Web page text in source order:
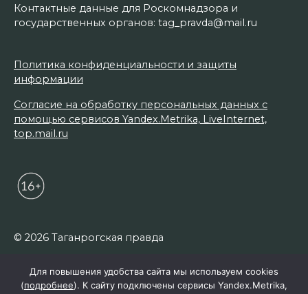
Контактные данные для Роскомнадзора и
государственных органов: tag_pravda@mail.ru
Политика конфиденциальности и защиты
информации
Согласие на обработку персональных данных с
помощью сервисов Yandex.Metrika, LiveInternet,
top.mail.ru
© 2026 Таганрогская правда
Для повышения удобства сайта мы используем cookies
(подробнее). К сайту подключены сервисы Yandex.Metrika,